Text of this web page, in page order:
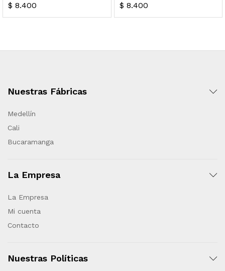
$ 8.400 $ 8.400
Nuestras Fábricas
Medellín
Cali
Bucaramanga
La Empresa
La Empresa
Mi cuenta
Contacto
Nuestras Políticas